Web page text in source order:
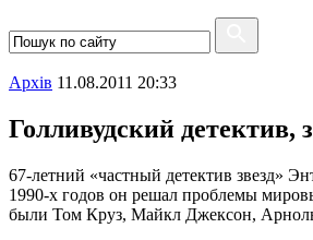
Архiв 11.08.2011 20:33
Голливудский
67-летний «частный детектив звезд»
1990-х годов он решал проблемы
были Том Круз, Майкл Джексон,